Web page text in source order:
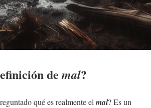
demal?
qué es realmente el mal? Es un